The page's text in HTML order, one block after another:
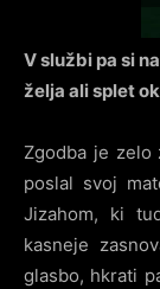
V službi pa si
želja ali splet
Zgodba je zelo
poslal svoj
Jizahom, ki
kasneje
glasbo, hkrati